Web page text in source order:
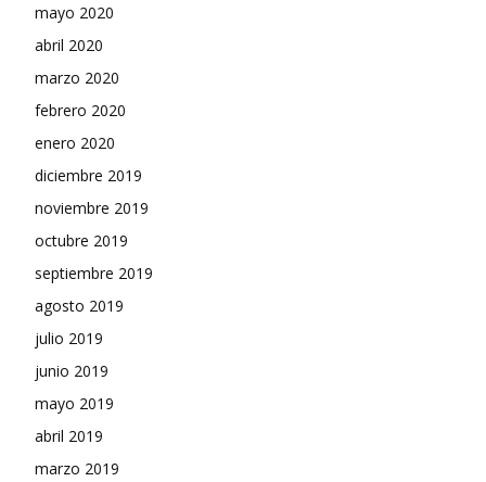
mayo 2020
abril 2020
marzo 2020
febrero 2020
enero 2020
diciembre 2019
noviembre 2019
octubre 2019
septiembre 2019
agosto 2019
julio 2019
junio 2019
mayo 2019
abril 2019
marzo 2019